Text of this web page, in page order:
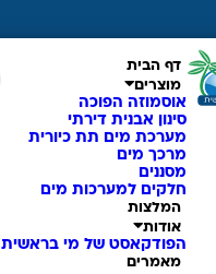
דף הבית
מוצרים
אוסמוזה הפוכה
סינון אבנית דירתי
מערכת מים תת כיורית
מרכך מים
מסננים
חלקים למערכות מים
המלצות
אודות
הפודקאסט של מי בראשית
מאמרים